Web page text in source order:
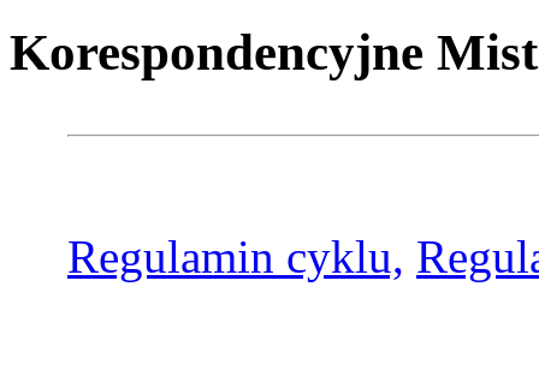
Korespondencyjne
Regulamin cyklu,